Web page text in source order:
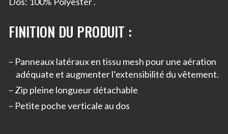
FINITION DU PRODUIT :
Panneaux latéraux en tissu mesh pour une aération
adéquate et augmenter l’extensibilité du vêtement.
Zip pleine longueur détachable
Petite poche verticale au dos